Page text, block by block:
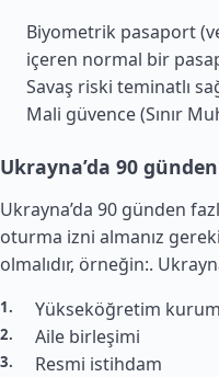
Biyometrik pasaport
içeren normal bir
Savaş riski teminatlı
Mali güvence (Sınır
Ukrayna’da 90
Ukrayna’da 90 günden
oturma izni almanız
olmalıdır, örneğin:.
Yükseköğretim
Aile birleşimi
Resmi istihdam